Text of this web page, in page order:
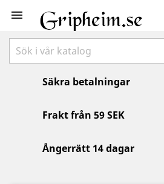

Säkra betalningar
Frakt från 59 SEK
Ångerrätt 14 dagar